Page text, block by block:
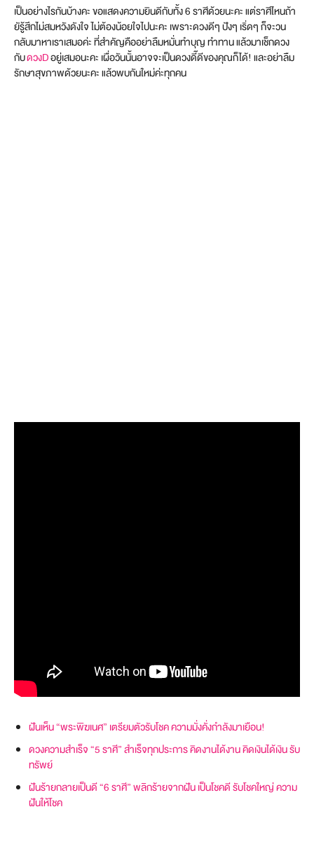
เป็นอย่างไรกันบ้างคะ ขอแสดงความยินดีกับทั้ง 6 ราศีด้วยนะคะ แต่ราศีไหนถ้า
ยัรู้สึกไม่สมหวังดังใจ ไม่ต้องน้อยใจไปนะคะ เพราะดวงดีๆ ปังๆ เริ่ดๆ ก็จะวน
กลับมาหาเราเสมอค่ะ ที่สำคัญคืออย่าลืมหมั่นทำบุญ ทำทาน แล้วมาเช็กดวง
กับดวงDอยู่เสมอนะคะ เผื่อวันนั้นอาจจะเป็นดวงดี๊ดีของคุณก็ได้! และอย่าลืม
รักษาสุขภาพด้วยนะคะ แล้วพบกันใหม่ค่ะทุกคน
ฝันเห็น “พระพิฆเนศ” เตรียมตัวรับโชค ความมั่งคั่งกำลังมาเยือน!
ดวงความสำเร็จ “5 ราศี” สำเร็จทุกประการ คิดงานได้งาน คิดเงินได้เงิน รับ
ทรัพย์
ฝันร้ายกลายเป็นดี “6 ราศี” พลิกร้ายจากฝัน เป็นโชคดี รับโชคใหญ่ ความ
ฝันให้โชค